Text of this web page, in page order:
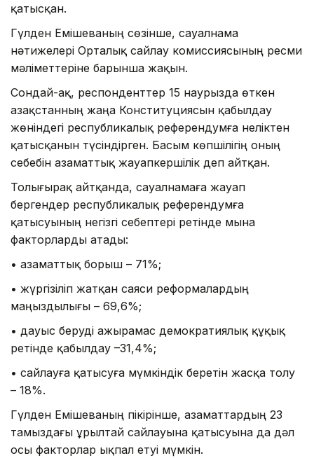
қатысқан.
Гүлден Емішеваның сөзінше, сауалнама
нәтижелері Орталық сайлау комиссиясының ресми
мәліметтеріне барынша жақын.
Сондай-ақ, респонденттер 15 наурызда өткен
Қазақстанның жаңа Конституциясын қабылдау
жөніндегі республикалық референдумға неліктен
қатысқанын түсіндірген. Басым көпшілігің оның
себебін азаматтық жауапкершілік деп айтқан.
Толығырақ айтқанда, сауалнамаға жауап
бергендер республикалық референдумға
қатысуының негізгі себептері ретінде мына
факторларды атады:
• азаматтық борыш – 71%;
• жүргізіліп жатқан саяси реформалардың
маңыздылығы – 69,6%;
• дауыс беруді ажырамас демократиялық құқық
ретінде қабылдау –31,4%;
• сайлауға қатысуға мүмкіндік беретін жасқа толу
– 18%.
Гүлден Емішеваның пікірінше, азаматтардың 23
тамыздағы Құрылтай сайлауына қатысуына да дәл
осы факторлар ықпал етуі мүмкін.